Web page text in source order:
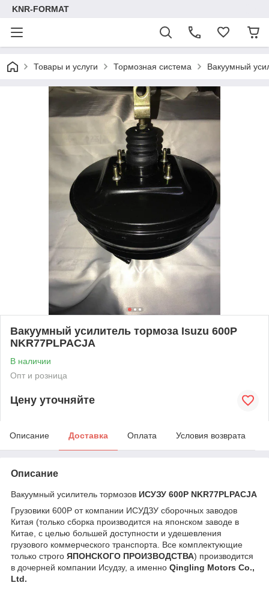
KNR-FORMAT
Товары и услуги Тормозная система Вакуумный
Вакуумный усилитель тормоза Isuzu 600P
NKR77PLPACJA
В наличии
Опт и розница
Цену уточняйте
Описание Доставка Оплата Условия возврата
Описание
Вакуумный усилитель тормозов ИСУЗУ 600P NKR77PLPACJA
Грузовики 600P от компании ИСУДЗУ сборочных заводов
Китая (только сборка производится на японском заводе в
Китае, с целью большей доступности и удешевления
грузового коммерческого транспорта. Все комплектующие
только строго ЯПОНСКОГО ПРОИЗВОДСТВА) производится
в дочерней компании Исудзу, а именно Qingling Motors Co.,
Ltd.